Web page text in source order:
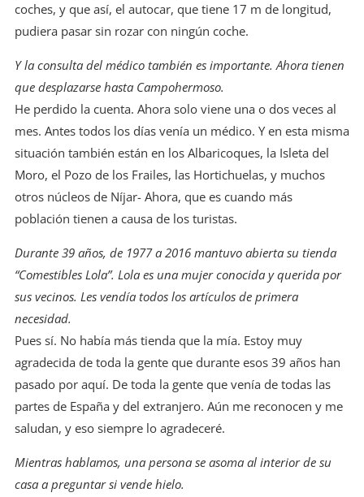
coches, y que así, el autocar, que tiene 17 m de longitud,
pudiera pasar sin rozar con ningún coche.
Y la consulta del médico también es importante. Ahora tienen
que desplazarse hasta Campohermoso.
He perdido la cuenta. Ahora solo viene una o dos veces al
mes. Antes todos los días venía un médico. Y en esta misma
situación también están en los Albaricoques, la Isleta del
Moro, el Pozo de los Frailes, las Hortichuelas, y muchos
otros núcleos de Níjar- Ahora, que es cuando más
población tienen a causa de los turistas.
Durante 39 años, de 1977 a 2016 mantuvo abierta su tienda
“Comestibles Lola”. Lola es una mujer conocida y querida por
sus vecinos. Les vendía todos los artículos de primera
necesidad.
Pues sí. No había más tienda que la mía. Estoy muy
agradecida de toda la gente que durante esos 39 años han
pasado por aquí. De toda la gente que venía de todas las
partes de España y del extranjero. Aún me reconocen y me
saludan, y eso siempre lo agradeceré.
Mientras hablamos, una persona se asoma al interior de su
casa a preguntar si vende hielo.